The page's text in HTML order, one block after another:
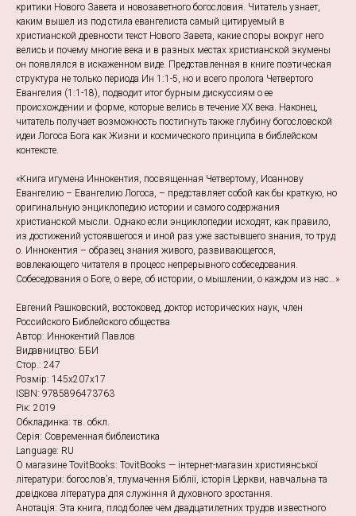
критики Нового Завета и новозаветного богословия. Читатель узнает,
каким вышел из под стила евангелиста самый цитируемый в
христианской древности текст Нового Завета, какие споры вокруг него
велись и почему многие века и в разных местах христианской экумены
он появлялся в искаженном виде. Представленная в книге поэтическая
структура не только периода Ин 1:1-5, но и всего пролога Четвертого
Евангелия (1:1-18), подводит итог бурным дискуссиям о ее
происхождении и форме, которые велись в течение ХХ века. Наконец,
читатель получает возможность постигнуть также глубину богословской
идеи Логоса Бога как Жизни и космического принципа в библейском
контексте.
«Книга игумена Иннокентия, посвященная Четвертому, Иоаннову
Евангелию – Евангелию Логоса, – представляет собой как бы краткую, но
оригинальную энциклопедию истории и самогo содержания
христианской мысли. Однако если энциклопедии исходят, как правило,
из достижений устоявшегося и иной раз уже застывшего знания, то труд
о. Иннокентия – образец знания живого, развивающегося,
вовлекающего читателя в процесс непрерывного собеседования.
Собеседования о Боге, о вере, об истории, о мышлении, о каждом из нас…»
Евгений Рашковский, востоковед, доктор исторических наук, член
Российского Библейского общества
Автор: Иннокентий Павлов
Видавництво: ББИ
Стор.: 247
Розмір: 145х207х17
ISBN: 9785896473763
Рік: 2019
Обкладинка: тв. обкл.
Серія: Современная библеистика
Language: RU
О магазине TovitBooks: TovitBooks — інтернет-магазин християнської
літератури: богослов’я, тлумачення Біблії, історія Церкви, навчальна та
довідкова література для служіння й духовного зростання.
Анотація: Эта книга, плод более чем двадцатилетних трудов известного